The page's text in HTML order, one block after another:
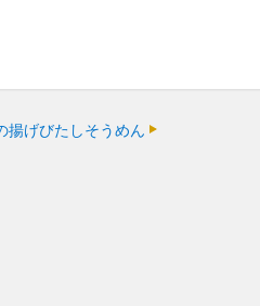
揚げびたしそうめん